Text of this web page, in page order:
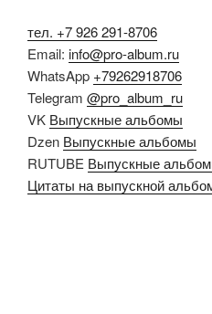
тел. +7 926 291-8706
Email: info@pro-album.ru
WhatsApp +79262918706
Telegram @pro_album_ru
VK Выпускные альбомы
Dzen Выпускные альбомы
RUTUBE Выпускные
Цитаты на выпускной